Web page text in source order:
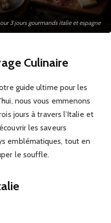
3 jours gourmands italie et espagne
Culinaire
guide ultime pour les
nous vous emmenons
jours à travers l’Italie et
les saveurs
emblématiques, tout en
le souffle.